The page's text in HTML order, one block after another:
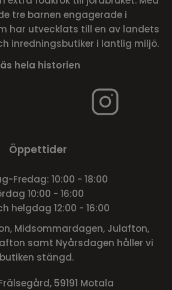
tre barnen engagerade i
har utvecklats till en av landets
inredningsbutiker i lantlig miljö.
hela historien
Öppettider
Fredag: 10:00 - 18:00
10:00 - 16:00
helgdag 12:00 - 16:00
Midsommardagen, Julafton,
samt Nyårsdagen håller vi
butiken stängd.
59191 Motala